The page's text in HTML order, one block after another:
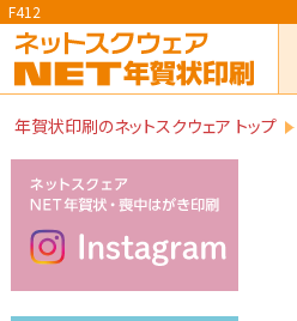
F412
年賀状印刷のネットスクウェア トップ